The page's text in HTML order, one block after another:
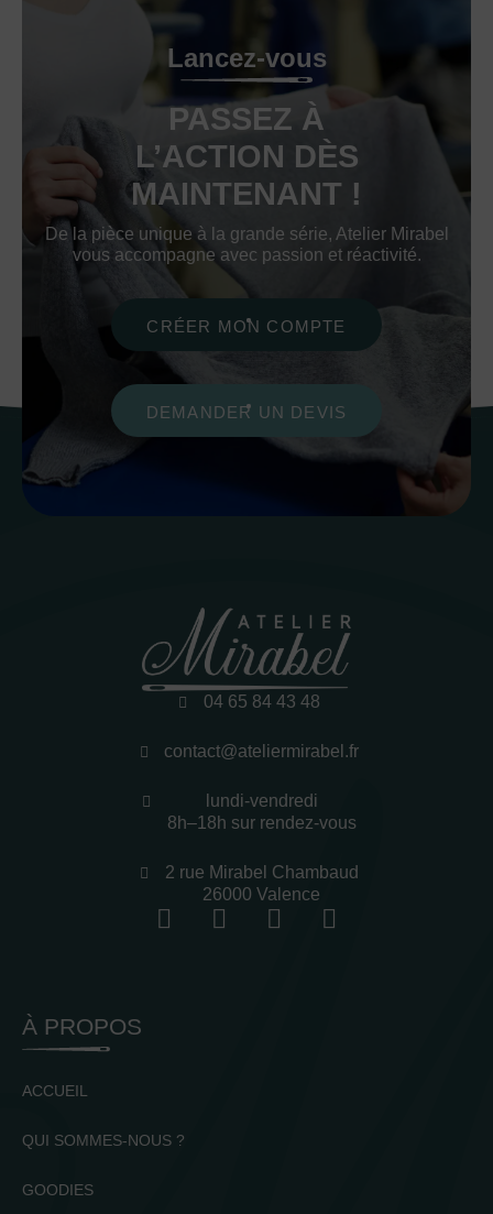
Lancez-vous
PASSEZ À
L’ACTION DÈS
MAINTENANT !
De la pièce unique à la grande série, Atelier Mirabel
vous accompagne avec passion et réactivité.
CRÉER MON COMPTE
DEMANDER UN DEVIS
04 65 84 43 48
contact@ateliermirabel.fr
lundi-vendredi
8h–18h sur rendez-vous
2 rue Mirabel Chambaud
26000 Valence
À PROPOS
ACCUEIL
QUI SOMMES-NOUS ?
GOODIES